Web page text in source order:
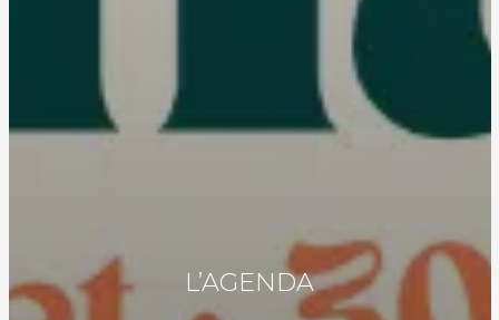
L’AGENDA